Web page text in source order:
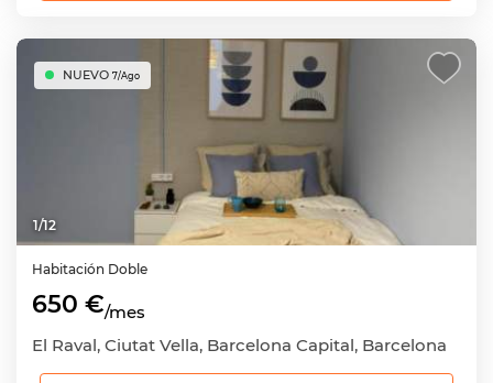
1/12
NUEVO 7/Ago
Habitación Doble
650 €/mes
El Raval, Ciutat Vella, Barcelona Capital, Barcelona